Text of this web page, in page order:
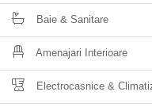
Baie & Sanitare
Amenajari Interioare
Electrocasnice &